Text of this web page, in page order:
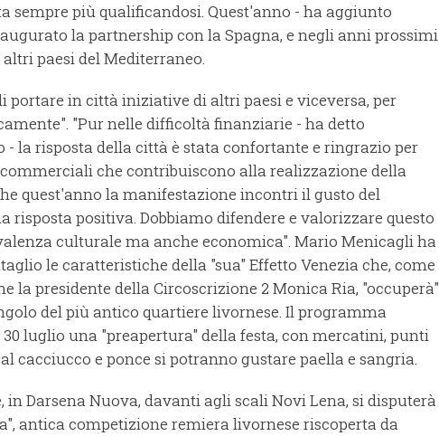
sempre più qualificandosi. Quest'anno - ha aggiunto
la partnership con la Spagna, e negli anni prossimi
paesi del Mediterraneo.
portare in città iniziative di altri paesi e viceversa, per
"Pur nelle difficoltà finanziarie - ha detto
- la risposta della città è stata confortante e ringrazio per
che contribuiscono alla realizzazione della
quest'anno la manifestazione incontri il gusto del
risposta positiva. Dobbiamo difendere e valorizzare questo
culturale ma anche economica". Mario Menicagli ha
le caratteristiche della "sua" Effetto Venezia che, come
la presidente della Circoscrizione 2 Monica Ria, "occuperà"
del più antico quartiere livornese. Il programma
luglio una "preapertura" della festa, con mercatini, punti
cacciucco e ponce si potranno gustare paella e sangria.
in Darsena Nuova, davanti agli scali Novi Lena, si disputerà
antica competizione remiera livornese riscoperta da